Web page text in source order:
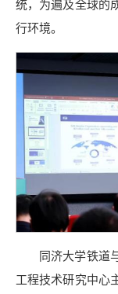
统，为遍及全球的
行环境。
同济大学铁道
工程技术研究中心